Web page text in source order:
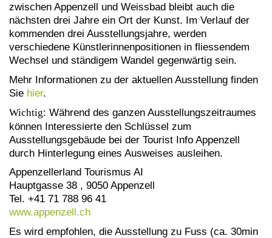
zwischen Appenzell und Weissbad bleibt auch die
nächsten drei Jahre ein Ort der Kunst. Im Verlauf der
kommenden drei Ausstellungsjahre, werden
verschiedene Künstlerinnenpositionen in fliessendem
Wechsel und ständigem Wandel gegenwärtig sein.
Mehr Informationen zu der aktuellen Ausstellung finden
Sie hier.
Wichtig: Während des ganzen Ausstellungszeitraumes
können Interessierte den Schlüssel zum
Ausstellungsgebäude bei der Tourist Info Appenzell
durch Hinterlegung eines Ausweises ausleihen.
Appenzellerland Tourismus AI
Hauptgasse 38 , 9050 Appenzell
Tel. +41 71 788 96 41
www.appenzell.ch
Es wird empfohlen, die Ausstellung zu Fuss (ca. 30min